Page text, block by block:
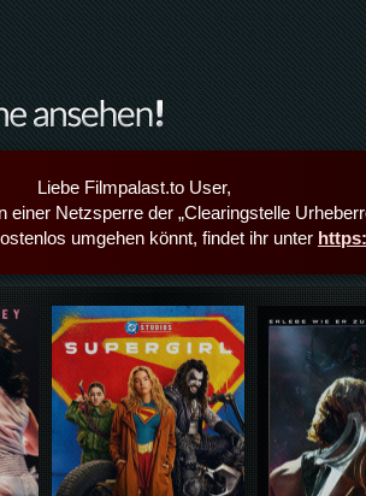
Liebe Filmpalast.to User,
Netzsperre der „Clearingstelle
umgehen könnt, findet ihr unter
Details,Play